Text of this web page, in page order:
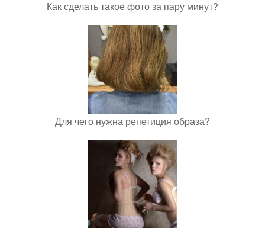
Как сделать такое фото за пару минут?
Для чего нужна репетиция образа?